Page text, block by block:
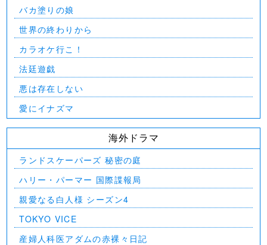
バカ塗りの娘
世界の終わりから
カラオケ行こ！
法廷遊戯
悪は存在しない
愛にイナズマ
海外ドラマ
ランドスケーパーズ 秘密の庭
ハリー・パーマー 国際諜報局
親愛なる白人様 シーズン4
TOKYO VICE
産婦人科医アダムの赤裸々日記